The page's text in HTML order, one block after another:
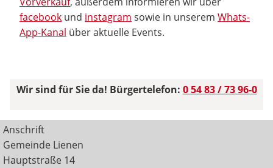
facebook und instagram sowie in unserem Whats-
App-Kanal über aktuelle Events.
Wir sind für Sie da! Bürgertelefon: 0 54 83 / 73 96-0
Anschrift
Gemeinde Lienen
Hauptstraße 14